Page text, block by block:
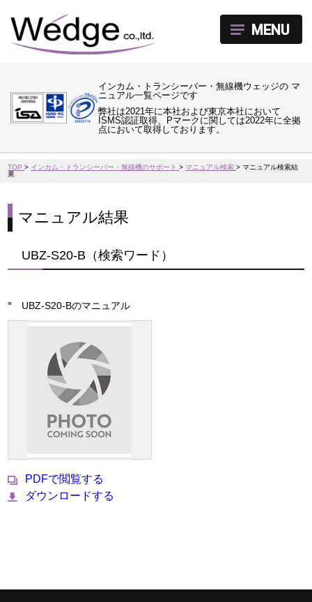
インカム・トランシーバー・無線機ウェッジの マ
ニュアル一覧ページです
弊社は2021年に本社および東京本社において
ISMS認証取得、Pマークに関しては2022年に全拠
点において取得しております。
MENU
TOP> インカム・トランシーバー・無線機のサポート>マニュアル検索>マニュアル検索結
果
マニュアル結果
UBZ-S20-B（検索ワード）
UBZ-S20-Bのマニュアル
PDFで閲覧する
ダウンロードする